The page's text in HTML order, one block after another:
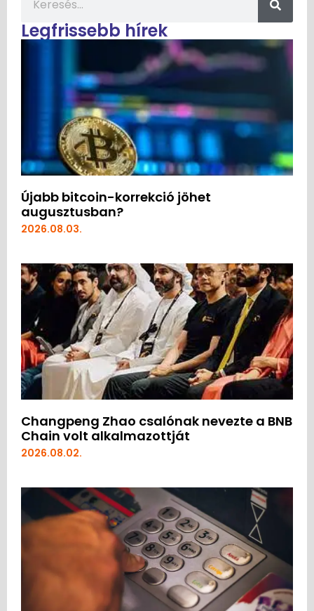
Legfrissebb hírek
Újabb bitcoin-korrekció jöhet
augusztusban?
2026.08.03.
Changpeng Zhao csalónak nevezte a BNB
Chain volt alkalmazottját
2026.08.02.